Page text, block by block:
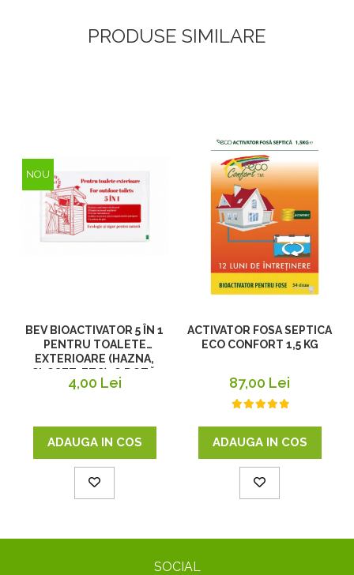
PRODUSE SIMILARE
NOU
BEV BIOACTIVATOR 5 ÎN 1
PENTRU TOALETE
EXTERIOARE (HAZNA,
CLOSET, ETC), O DOZĂ,
25G
4,00 Lei
ADAUGA IN COS
ACTIVATOR FOSA SEPTICA
ECO CONFORT 1,5 KG
87,00 Lei
ADAUGA IN COS
SOCIAL